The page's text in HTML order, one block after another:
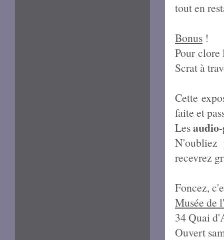
tout en
Bonus !
Pour clore
Scrat à
Cette
faite et
Les
recevrez
Foncez,
Musée de
34 Quai
Ouvert